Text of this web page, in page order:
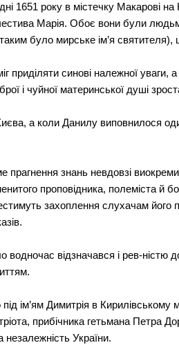
1651 року в містечку Макарові
Марія. Обоє вони були
було мирське ім’я
приділяти синові належної
і чуйної материнської душі
а коли Данилу виповнилося
знань невдовзі
проповідника, полеміста й
захоплення слухачам його
відзначався і рев-ністю
ім’ям Димитрія в Кирилівському
прибічника гетьмана
незалежність України.